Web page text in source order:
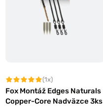
(1x)
Fox Montáž Edges Naturals
Copper-Core Nadväzce 3ks